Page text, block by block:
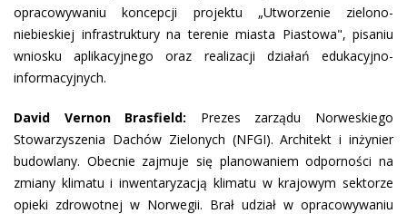
opracowywaniu koncepcji projektu „Utworzenie zielono-
niebieskiej infrastruktury na terenie miasta Piastowa", pisaniu
wniosku aplikacyjnego oraz realizacji działań edukacyjno-
informacyjnych.
David Vernon Brasfield: Prezes zarządu Norweskiego
Stowarzyszenia Dachów Zielonych (NFGI). Architekt i inżynier
budowlany. Obecnie zajmuje się planowaniem odporności na
zmiany klimatu i inwentaryzacją klimatu w krajowym sektorze
opieki zdrowotnej w Norwegii. Brał udział w opracowywaniu